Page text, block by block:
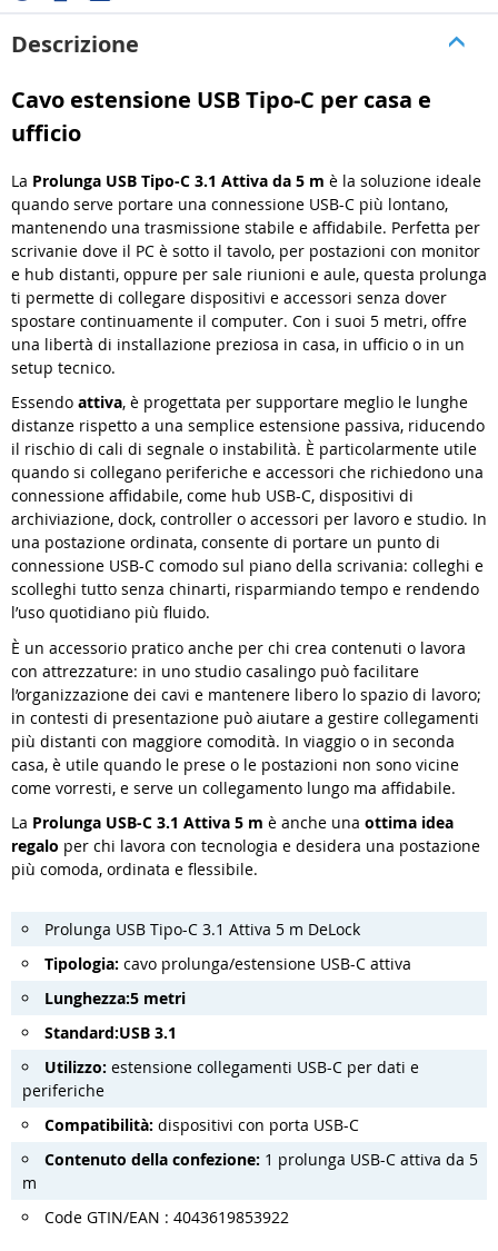
Descrizione
Cavo estensione USB Tipo-C per casa e
ufficio
La Prolunga USB Tipo-C 3.1 Attiva da 5 m è la soluzione ideale
quando serve portare una connessione USB-C più lontano,
mantenendo una trasmissione stabile e affidabile. Perfetta per
scrivanie dove il PC è sotto il tavolo, per postazioni con monitor
e hub distanti, oppure per sale riunioni e aule, questa prolunga
ti permette di collegare dispositivi e accessori senza dover
spostare continuamente il computer. Con i suoi 5 metri, offre
una libertà di installazione preziosa in casa, in ufficio o in un
setup tecnico.
Essendo attiva, è progettata per supportare meglio le lunghe
distanze rispetto a una semplice estensione passiva, riducendo
il rischio di cali di segnale o instabilità. È particolarmente utile
quando si collegano periferiche e accessori che richiedono una
connessione affidabile, come hub USB-C, dispositivi di
archiviazione, dock, controller o accessori per lavoro e studio. In
una postazione ordinata, consente di portare un punto di
connessione USB-C comodo sul piano della scrivania: colleghi e
scolleghi tutto senza chinarti, risparmiando tempo e rendendo
l’uso quotidiano più fluido.
È un accessorio pratico anche per chi crea contenuti o lavora
con attrezzature: in uno studio casalingo può facilitare
l’organizzazione dei cavi e mantenere libero lo spazio di lavoro;
in contesti di presentazione può aiutare a gestire collegamenti
più distanti con maggiore comodità. In viaggio o in seconda
casa, è utile quando le prese o le postazioni non sono vicine
come vorresti, e serve un collegamento lungo ma affidabile.
La Prolunga USB-C 3.1 Attiva 5 m è anche una ottima idea
regalo per chi lavora con tecnologia e desidera una postazione
più comoda, ordinata e flessibile.
Prolunga USB Tipo-C 3.1 Attiva 5 m DeLock
Tipologia: cavo prolunga/estensione USB-C attiva
Lunghezza:5 metri
Standard:USB 3.1
Utilizzo: estensione collegamenti USB-C per dati e
periferiche
Compatibilità: dispositivi con porta USB-C
Contenuto della confezione: 1 prolunga USB-C attiva da 5
m
Code GTIN/EAN : 4043619853922